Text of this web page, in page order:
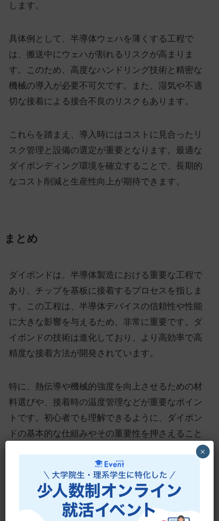
します。
具体例として、半導体ウェハを薄くする工程で
は、搬送中にウェハが割れるリスクが高まりま
す。このため、高度なハンドリング技術と精密な
機械の導入が必要不可欠です。また、湿気や不適
切な接着による接合不良のリスクもあります。
これらを踏まえ、導入時にはコストに見合ったリ
スク管理と設備の選定が重要となります。最適な
ダイボンディング環境を確立することで、長期的
なコスト削減と生産性向上が期待できます。
まとめ
ダイボンドは、半導体製造における重要な工程で
あり、チップを基板に接着するプロセスを指しま
す。この工程は、半導体デバイスの信頼性や性能
に大きな影響を与えるため、非常に重要です。ダ
イボンドの技術は進化しており、より高効率で高
精度な接着方法が開発されています。
特に、熱伝導や機械的強度を向上させるための材
料選びや、接着時の温度管理などが重要なポイン
トです。初心者でも理解できるように、ダイボン
ドの基本的な仕組みやその重要性を押さえること
で、半導体分野のさらなる知識を深める第一歩と×